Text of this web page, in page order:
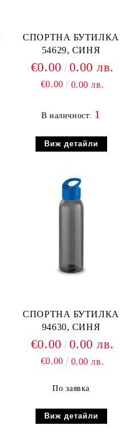
СПОРТНА БУТИЛКА
54629, СИНЯ
€0.00 0.00 лв.
€0.00 0.00 лв.
В наличност: 1
Виж детайли
СПОРТНА БУТИЛКА
94630, СИНЯ
€0.00 0.00 лв.
€0.00 0.00 лв.
По заявка
Виж детайли